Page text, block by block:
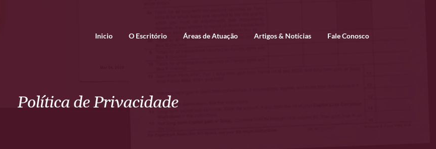
Inicio O Escritório Áreas de Atuação Artigos & Notícias Fale Conosco
Política de Privacidade